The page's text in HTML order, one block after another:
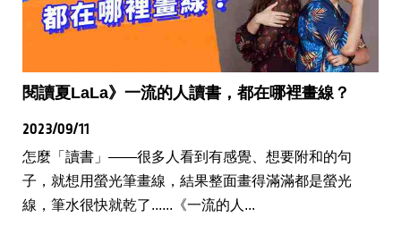
閱讀夏LaLa》一流的人讀書，都在哪裡畫線？
2023/09/11
怎麼「讀書」——很多人看到有感覺、想要附和的句
子，就想用螢光筆畫線，結果整面畫得滿滿都是螢光
線，筆水很快就乾了......《一流的人...